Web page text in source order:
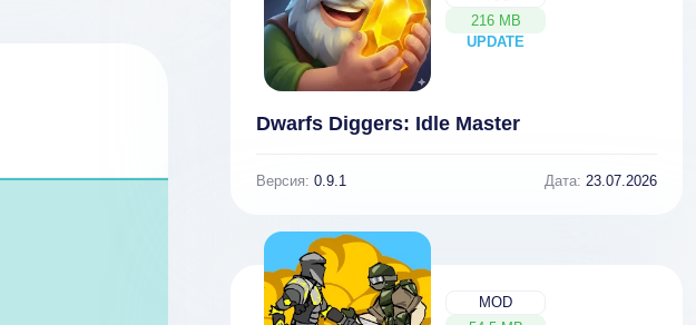
216 MB
UPDATE
NEW
Dwarfs Diggers: Idle Master
Версия: 0.9.1 Дата: 23.07.2026
MOD